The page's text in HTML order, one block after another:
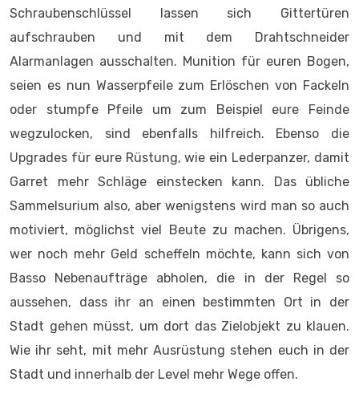
Schraubenschlüssel lassen sich Gittertüren
aufschrauben und mit dem Drahtschneider
Alarmanlagen ausschalten. Munition für euren Bogen,
seien es nun Wasserpfeile zum Erlöschen von Fackeln
oder stumpfe Pfeile um zum Beispiel eure Feinde
wegzulocken, sind ebenfalls hilfreich. Ebenso die
Upgrades für eure Rüstung, wie ein Lederpanzer, damit
Garret mehr Schläge einstecken kann. Das übliche
Sammelsurium also, aber wenigstens wird man so auch
motiviert, möglichst viel Beute zu machen. Übrigens,
wer noch mehr Geld scheffeln möchte, kann sich von
Basso Nebenaufträge abholen, die in der Regel so
aussehen, dass ihr an einen bestimmten Ort in der
Stadt gehen müsst, um dort das Zielobjekt zu klauen.
Wie ihr seht, mit mehr Ausrüstung stehen euch in der
Stadt und innerhalb der Level mehr Wege offen.